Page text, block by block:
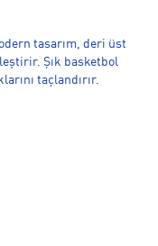
tasarım, deri üst
Şık basketbol
taçlandırır.